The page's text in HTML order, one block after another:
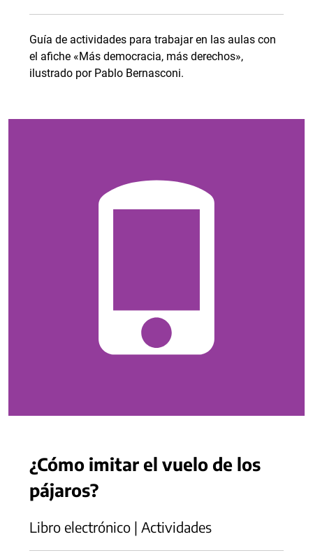
Guía de actividades para trabajar en las aulas con
el afiche «Más democracia, más derechos»,
ilustrado por Pablo Bernasconi.
¿Cómo imitar el vuelo de los
pájaros?
Libro electrónico | Actividades